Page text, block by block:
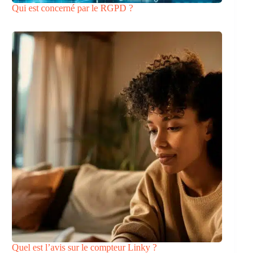
Qui est concerné par le RGPD ?
Quel est l’avis sur le compteur Linky ?